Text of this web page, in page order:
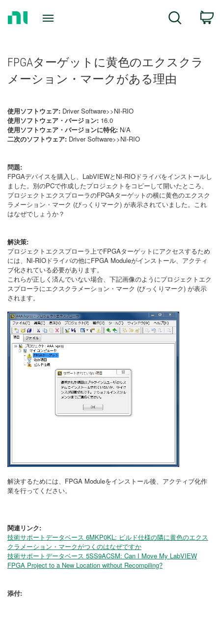
Search
FPGAターゲットに黄色のエクスクラ
メーション・マークがある理由
使用ソフトウェア: Driver Software>>NI-RIO
使用ソフトウェア・バージョン: 16.0
使用ソフトウェア・バージョンに特化: N/A
二次のソフトウェア: Driver Software>>NI-RIO
問題:
FPGAデバイスを購入し、LabVIEWとNI-RIOドライバをインストールし
ました。別のPCで作成したプロジェクトをコピーして開いたところ、
プロジェクトエクスプローラのFPGAターゲットの横に黄色のエクスク
ラメーション・マーク (びっくりマーク) が表示されていました。これ
はなぜでしょうか？
解決策:
プロジェクトエクスプローラ上でFPGAターゲットにアクセスするため
には、NI-RIOドライバの他にFPGA Moduleがインストール、アクティ
ブ化されている必要があります。
これらが正しく済んでいない場合、下記画像のようにプロジェクトエク
スプローラにエクスクラメーション・マーク (びっくりマーク) が表示
されます。
解決するためには、FPGA Moduleをインストール後、アクティブ化作
業を行ってください。
関連リンク:
技術サポートデータベース 6MKP0KL: ビルド仕様の隣に黄色のエクス
クラメーション・マークがつくのはなぜですか
技術サポートデータベース 5SS9ACSM: Can I Move My LabVIEW
FPGA Project to a New Location without Recompiling?
添付: